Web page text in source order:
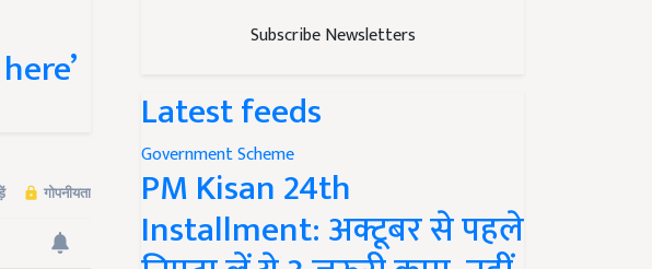
Subscribe Newsletters
Latest feeds
Government Scheme
PM Kisan 24th
Installment: अक्टूबर से पहले